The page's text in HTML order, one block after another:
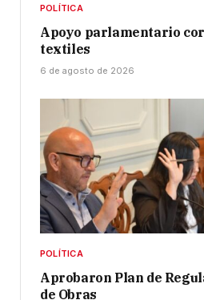
POLÍTICA
Apoyo parlamentario
textiles
6 de agosto de 2026
POLÍTICA
Aprobaron Plan de
de Obras